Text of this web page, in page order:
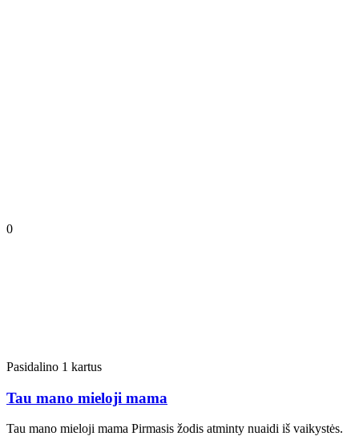
0
Pasidalino 1 kartus
Tau mano mieloji mama
Tau mano mieloji mama Pirmasis žodis atminty nuaidi iš vaikystės.